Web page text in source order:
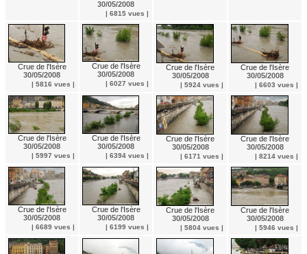
30/05/2008
| 6815 vues |
Crue de l'Isère
30/05/2008
| 5816 vues |
Crue de l'Isère
30/05/2008
| 6027 vues |
Crue de l'Isère
30/05/2008
| 5924 vues |
Crue de l'Isère
30/05/2008
| 6603 vues |
Crue de l'Isère
30/05/2008
| 5997 vues |
Crue de l'Isère
30/05/2008
| 6394 vues |
Crue de l'Isère
30/05/2008
| 6171 vues |
Crue de l'Isère
30/05/2008
| 8214 vues |
Crue de l'Isère
30/05/2008
| 6689 vues |
Crue de l'Isère
30/05/2008
| 6199 vues |
Crue de l'Isère
30/05/2008
| 5804 vues |
Crue de l'Isère
30/05/2008
| 5946 vues |